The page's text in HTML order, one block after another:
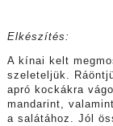
Elkészítés:
A kínai kelt
szeleteljük.
apró kockákra
mandarint,
a salátához. Jól